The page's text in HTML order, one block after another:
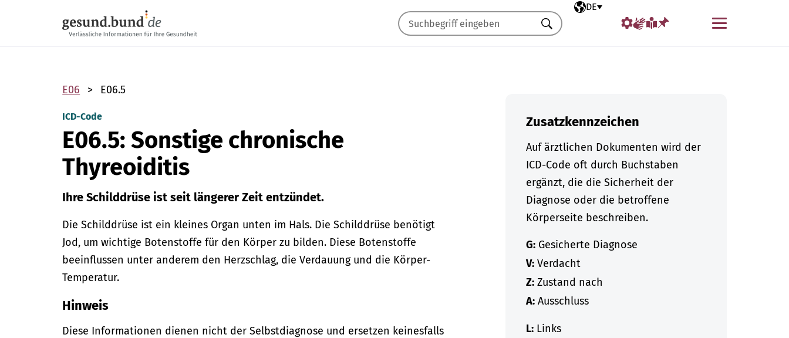
Ausgewählte Sprache
DE
Menü
Suchen
E06 E06.5
ICD-Code
E06.5: Sonstige chronische
Thyreoiditis
Ihre Schilddrüse ist seit längerer Zeit entzündet.
Die Schilddrüse ist ein kleines Organ unten im Hals. Die Schilddrüse benötigt
Jod, um wichtige Botenstoffe für den Körper zu bilden. Diese Botenstoffe
beeinflussen unter anderem den Herzschlag, die Verdauung und die Körper-
Temperatur.
Hinweis
Diese Informationen dienen nicht der Selbstdiagnose und ersetzen keinesfalls
Zusatzkennzeichen
Auf ärztlichen Dokumenten wird der
ICD-Code oft durch Buchstaben
ergänzt, die die Sicherheit der
Diagnose oder die betroffene
Körperseite beschreiben.
G:Gesicherte Diagnose
V:Verdacht
Z:Zustand nach
A:Ausschluss
L:Links